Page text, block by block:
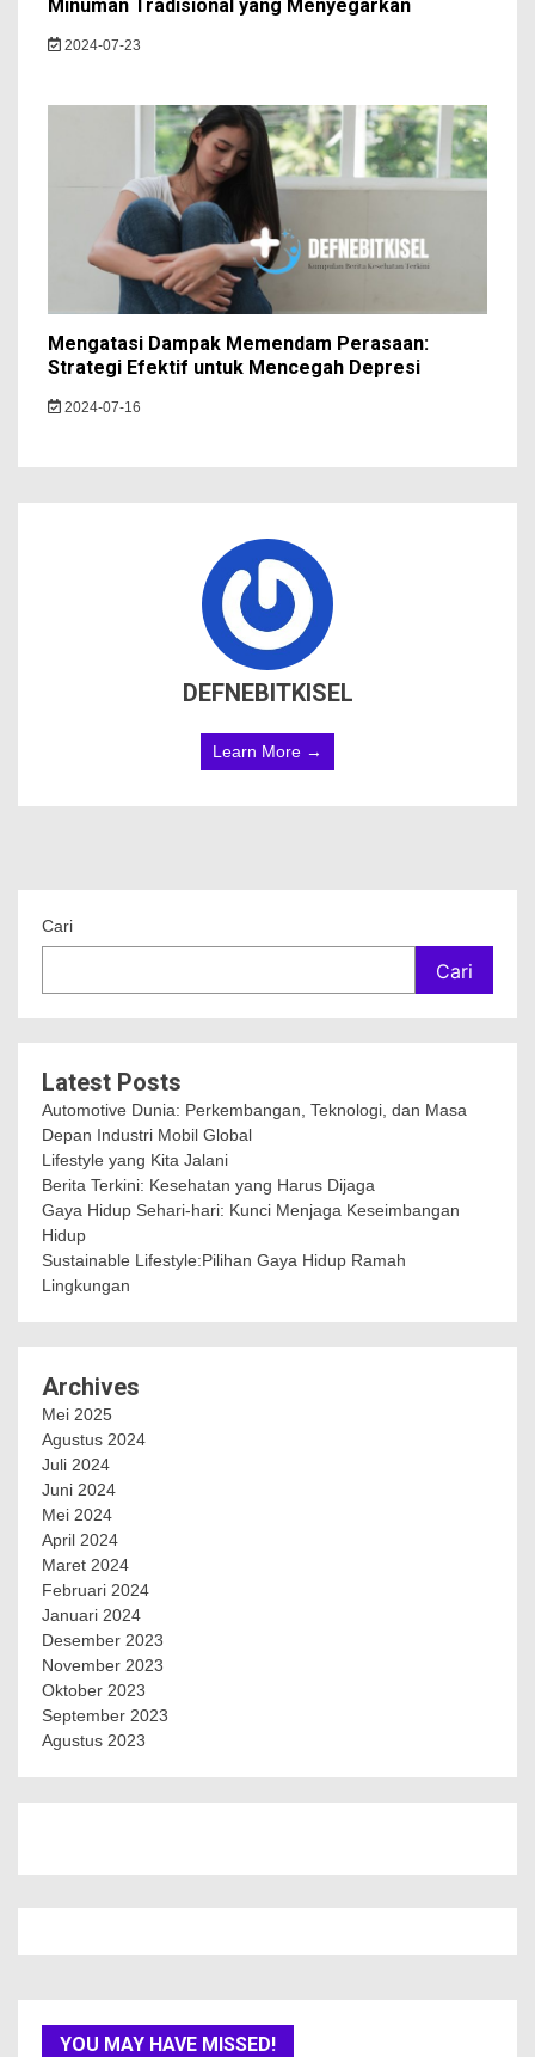
Minuman Tradisional yang Menyegarkan
2024-07-23
Mengatasi Dampak Memendam Perasaan:
Strategi Efektif untuk Mencegah Depresi
2024-07-16
DEFNEBITKISEL
Learn More →
Cari
Cari
Latest Posts
Automotive Dunia: Perkembangan, Teknologi, dan Masa
Depan Industri Mobil Global
Lifestyle yang Kita Jalani
Berita Terkini: Kesehatan yang Harus Dijaga
Gaya Hidup Sehari-hari: Kunci Menjaga Keseimbangan
Hidup
Sustainable Lifestyle:Pilihan Gaya Hidup Ramah
Lingkungan
Archives
Mei 2025
Agustus 2024
Juli 2024
Juni 2024
Mei 2024
April 2024
Maret 2024
Februari 2024
Januari 2024
Desember 2023
November 2023
Oktober 2023
September 2023
Agustus 2023
YOU MAY HAVE MISSED!